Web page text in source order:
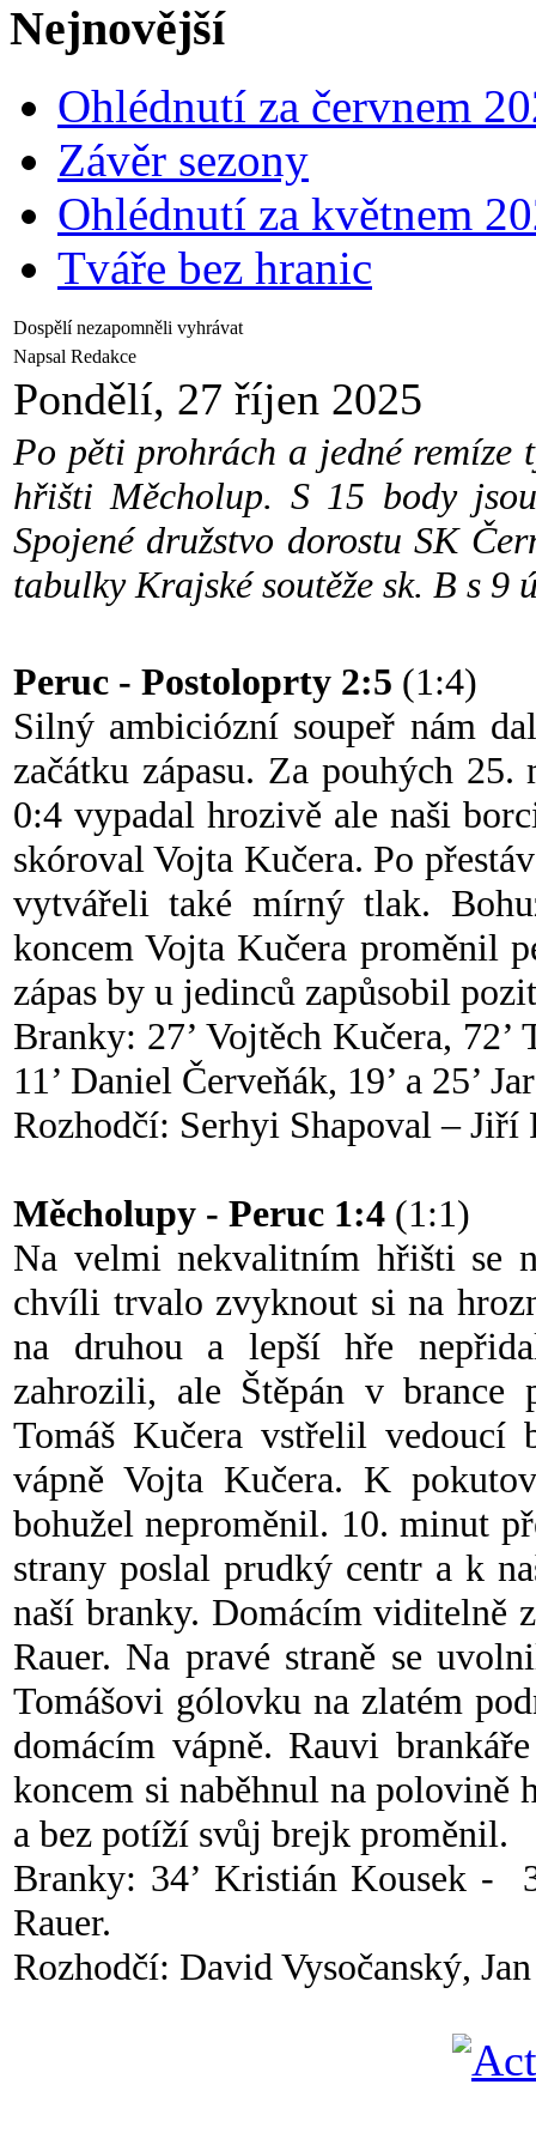
Nejnovější
Ohlédnutí za červnem
Závěr sezony
Ohlédnutí za květnem
Tváře bez hranic
Dospělí nezapomněli vyhrávat
Napsal Redakce
Pondělí, 27 říjen 2025
Po pěti prohrách a jedné remíze
hřišti Měcholup. S 15 body
Spojené družstvo dorostu SK
tabulky Krajské soutěže sk. B s 9
Peruc - Postoloprty 2:5 (1:4)
Silný ambiciózní soupeř nám
začátku zápasu. Za pouhých
0:4 vypadal hrozivě ale naši
skóroval Vojta Kučera. Po
vytvářeli také mírný tlak.
koncem Vojta Kučera proměnil
zápas by u jedinců zapůsobil
Branky: 27’ Vojtěch Kučera, 72’
11’ Daniel Červeňák, 19’ a 25’
Rozhodčí: Serhyi Shapoval –
Měcholupy - Peruc 1:4 (1:1)
Na velmi nekvalitním hřišti se
chvíli trvalo zvyknout si na
na druhou a lepší hře
zahrozili, ale Štěpán v brance
Tomáš Kučera vstřelil
vápně Vojta Kučera. K
bohužel neproměnil. 10. minut
strany poslal prudký centr a k
naší branky. Domácím viditelně
Rauer. Na pravé straně se
Tomášovi gólovku na zlatém
domácím vápně. Rauvi
koncem si naběhnul na polovině
a bez potíží svůj brejk proměnil.
Branky: 34’ Kristián Kousek -
Rauer.
Rozhodčí: David Vysočanský,